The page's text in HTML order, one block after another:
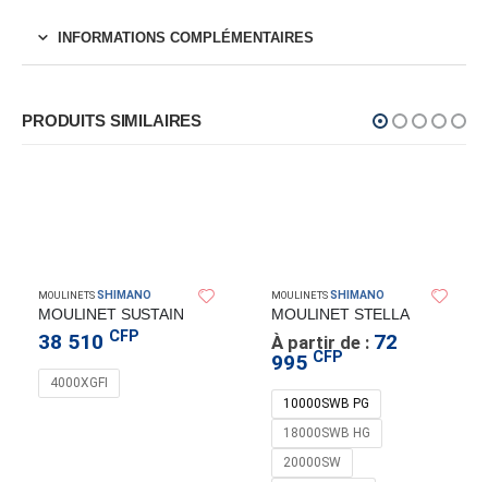
INFORMATIONS COMPLÉMENTAIRES
PRODUITS SIMILAIRES
MOULINETSSHIMANO
MOULINET SUSTAIN
38 510 CFP
4000XGFI
MOULINETSSHIMANO
MOULINET STELLA
À partir de : 72
995 CFP
10000SWB PG
18000SWB HG
20000SW